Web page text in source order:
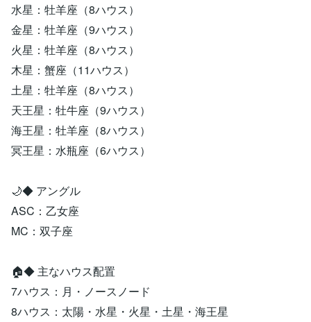
水星：牡羊座（8ハウス）
金星：牡羊座（9ハウス）
火星：牡羊座（8ハウス）
木星：蟹座（11ハウス）
土星：牡羊座（8ハウス）
天王星：牡牛座（9ハウス）
海王星：牡羊座（8ハウス）
冥王星：水瓶座（6ハウス）
🌙◆ アングル
ASC：乙女座
MC：双子座
🏠◆ 主なハウス配置
7ハウス：月・ノースノード
8ハウス：太陽・水星・火星・土星・海王星